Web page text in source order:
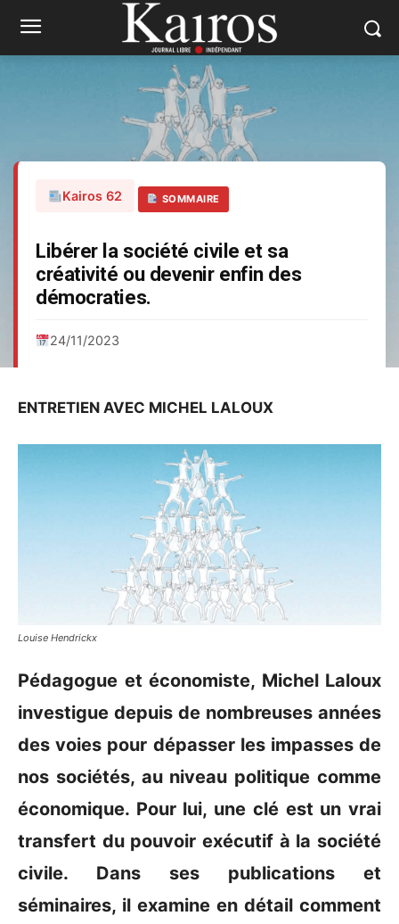
Kairos 62 SOMMAIRE
Libérer la société civile et sa
créativité ou devenir enfin des
démocraties.
24/11/2023
ENTRETIEN AVEC MICHEL LALOUX
Louise Hendrickx
Pédagogue et économiste, Michel Laloux
investigue depuis de nombreuses années
des voies pour dépasser les impasses de
nos sociétés, au niveau politique comme
économique. Pour lui, une clé est un vrai
transfert du pouvoir exécutif à la société
civile. Dans ses publications et
séminaires, il examine en détail comment